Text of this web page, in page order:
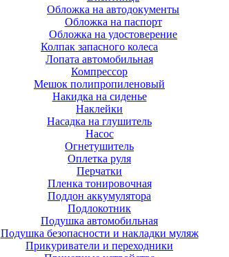
Обложка на автодокументы
Обложка на паспорт
Обложка на удостоверение
Колпак запасного колеса
Лопата автомобильная
Компрессор
Мешок полипропиленовый
Накидка на сиденье
Наклейки
Насадка на глушитель
Насос
Огнетушитель
Оплетка руля
Перчатки
Пленка тонировочная
Поддон аккумулятора
Подлокотник
Подушка автомобильная
Подушка безопасности и накладки муляж
Прикуриватели и переходники